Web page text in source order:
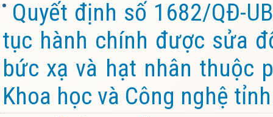
Quyết định số 1682/QĐ-
tục hành chính được sửa
bức xạ và hạt nhân thuộc
Khoa học và Công nghệ